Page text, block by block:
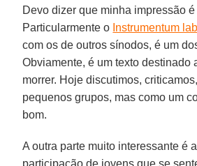
Devo dizer que minha impressão
Particularmente o Instrumentum
com os de outros sínodos, é um
Obviamente, é um texto destinado
morrer. Hoje discutimos,
pequenos grupos, mas como um
bom.
A outra parte muito interessante é
participação de jovens que se